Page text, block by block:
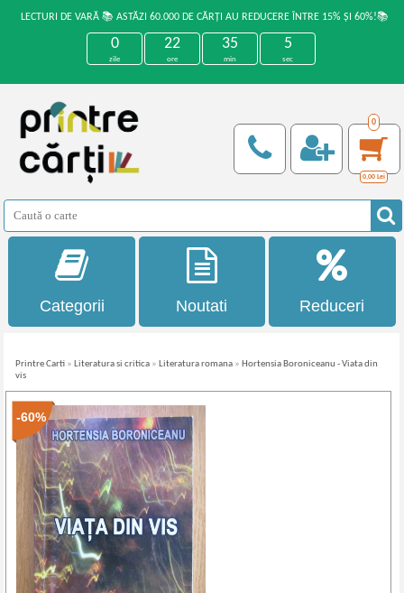
LECTURI DE VARĂ 📚 ASTĂZI 60.000 DE CĂRȚI AU REDUCERE ÎNTRE 15% ȘI 60%!📚
0
zile
22
ore
35
min
5
sec
0
0,00 Lei
Categorii Noutati Reduceri
Printre Carti » Literatura si critica » Literatura romana » Hortensia Boroniceanu - Viata din
vis
-60%